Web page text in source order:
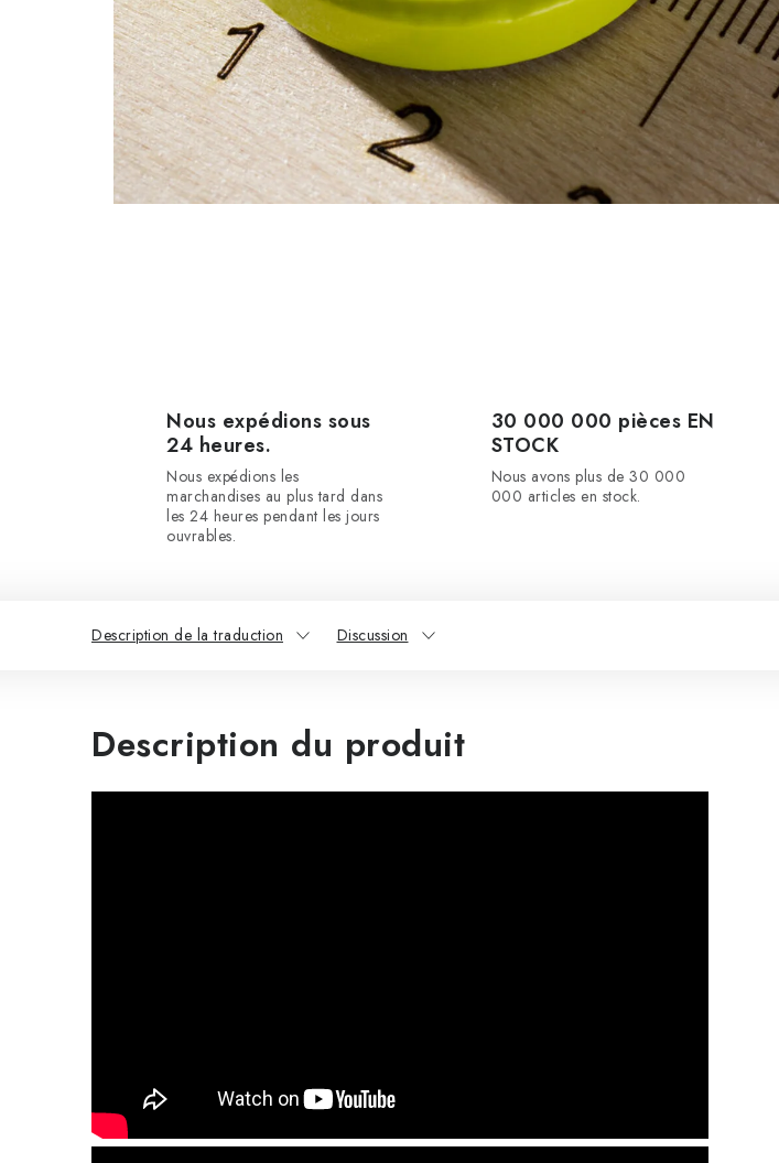
Nous expédions sous
24 heures.
Nous expédions les
marchandises au plus tard dans
les 24 heures pendant les jours
ouvrables.
30 000 000 pièces EN
STOCK
Nous avons plus de 30 000
000 articles en stock.
Description de la traduction Discussion
Description du produit